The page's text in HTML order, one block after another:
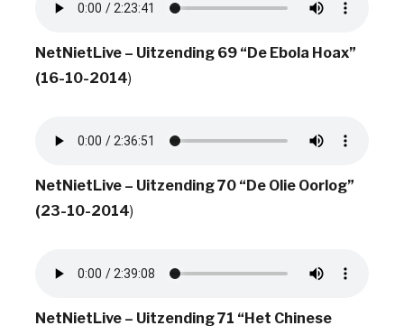
NetNietLive – Uitzending 69 “De Ebola Hoax”
(16-10-2014)
NetNietLive – Uitzending 70 “De Olie Oorlog”
(23-10-2014)
NetNietLive – Uitzending 71 “Het Chinese